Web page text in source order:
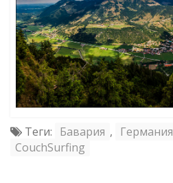
Теги: Бавария , Германия
CouchSurfing